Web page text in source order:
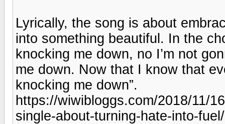
Lyrically, the song is about
into something beautiful. In the
knocking me down, no I’m not
me down. Now that I know that
knocking me down”.
https://wiwibloggs.com/2018/11/
single-about-turning-hate-into-